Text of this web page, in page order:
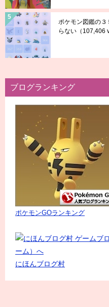
ポケモン図鑑の３
らない （107,406
ブログランキング
ポケモンGOランキング
にほんブログ村